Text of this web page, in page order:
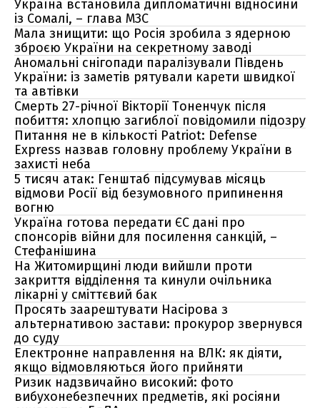
Україна встановила дипломатичні відносини
із Сомалі, – глава МЗС
Мала знищити: що Росія зробила з ядерною
зброєю України на секретному заводі
Аномальні снігопади паралізували Південь
України: із заметів рятували карети швидкої
та автівки
Смерть 27-річної Вікторії Тоненчук після
побиття: хлопцю загиблої повідомили підозру
Питання не в кількості Patriot: Defense
Express назвав головну проблему України в
захисті неба
5 тисяч атак: Генштаб підсумував місяць
відмови Росії від безумовного припинення
вогню
Україна готова передати ЄС дані про
спонсорів війни для посилення санкцій, –
Стефанішина
На Житомирщині люди вийшли проти
закриття відділення та кинули очільника
лікарні у сміттєвий бак
Просять заарештувати Насірова з
альтернативою застави: прокурор звернувся
до суду
Електронне направлення на ВЛК: як діяти,
якщо відмовляються його прийняти
Ризик надзвичайно високий: фото
вибухонебезпечних предметів, які росіяни